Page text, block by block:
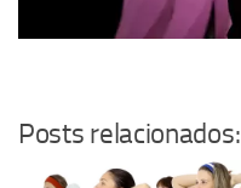
Posts relacionados: